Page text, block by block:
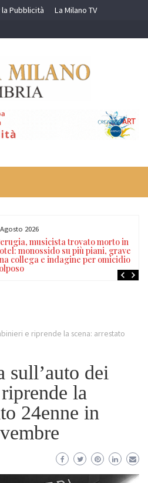
Pubblicità La Milano TV
2026
musicista trovato morto in
monossido su più piani, grave
collega e indagine per omicidio
e riprende la scena: arrestato
sull’auto dei
la
24enne in